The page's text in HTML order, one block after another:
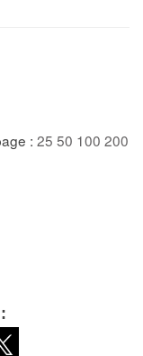
: 25 50 100 200